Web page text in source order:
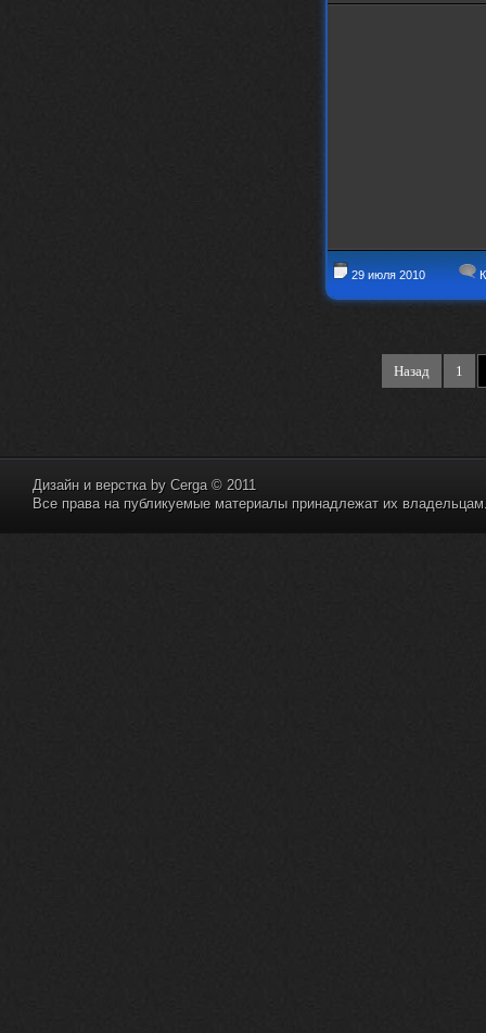
29 июля 2010
Назад 1
Дизайн и верстка by Cerga© 2011
Все права на публикуемые материалы принадлежат их